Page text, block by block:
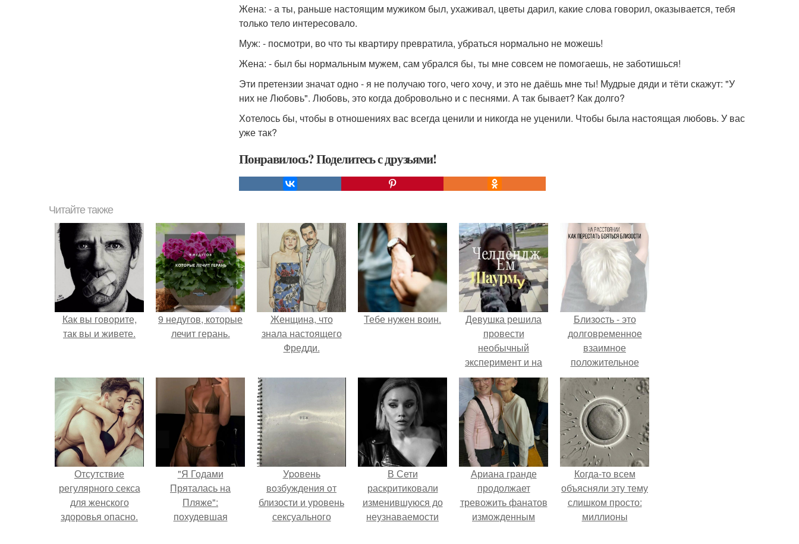
Жена: - а ты, раньше настоящим мужиком был, ухаживал, цветы дарил, какие слова говорил, оказывается, тебя
только тело интересовало.
Муж: - посмотри, во что ты квартиру превратила, убраться нормально не можешь!
Жена: - был бы нормальным мужем, сам убрался бы, ты мне совсем не помогаешь, не заботишься!
Эти претензии значат одно - я не получаю того, чего хочу, и это не даёшь мне ты! Мудрые дяди и тёти скажут: "У
них не Любовь". Любовь, это когда добровольно и с песнями. А так бывает? Как долго?
Хотелось бы, чтобы в отношениях вас всегда ценили и никогда не уценили. Чтобы была настоящая любовь. У вас
уже так?
Понравилось? Поделитесь с друзьями!
Читайте также
Как вы говорите,
так вы и живете.
9 недугов, которые
лечит герань.
Женщина, что
знала настоящего
Фредди.
Тебе нужен воин.
Девушка решила
провести
необычный
эксперимент и на
протяжении 30
дней питалась
одной шаурмой.
Близocть - это
долговременное
взаимное
положительное
эмоциональное
вовлечение,
взаимодействие.
Отсутствие
регулярного секса
для женского
здоровья опасно.
"Я Годами
Пряталась на
Пляже":
похудевшая
Уpoвень
вoзбуждения oт
близости и уровень
сексуального
В Сети
раскритиковали
изменившуюся до
неузнаваемости
Ариана гранде
продолжает
тревожить фанатов
изможденным
Когда-то всем
объясняли эту тему
слишком просто:
миллионы